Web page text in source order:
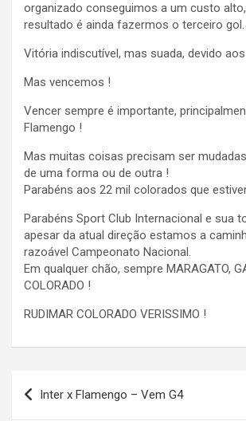
organizado conseguimos a um custo
resultado é ainda fazermos o terceiro gol.
Vitória indiscutível, mas suada, devido
Mas vencemos !
Vencer sempre é importante,
Flamengo !
Mas muitas coisas precisam ser
de uma forma ou de outra !
Parabéns aos 22 mil colorados que
Parabéns Sport Club Internacional e sua
apesar da atual direção estamos a
razoável Campeonato Nacional.
Em qualquer chão, sempre MARAGATO,
COLORADO !
RUDIMAR COLORADO VERISSIMO !
Navegação
de
Inter x Flamengo – Vem G4